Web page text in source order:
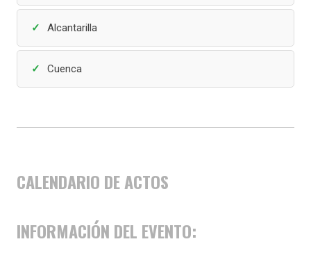
Alcantarilla
Cuenca
CALENDARIO DE ACTOS
INFORMACIÓN DEL EVENTO: